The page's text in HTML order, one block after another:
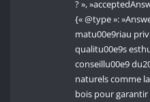
? »,
{« @type »:
matu00e9riau
qualitu00e9s
conseillu00e9
naturels comme
bois pour